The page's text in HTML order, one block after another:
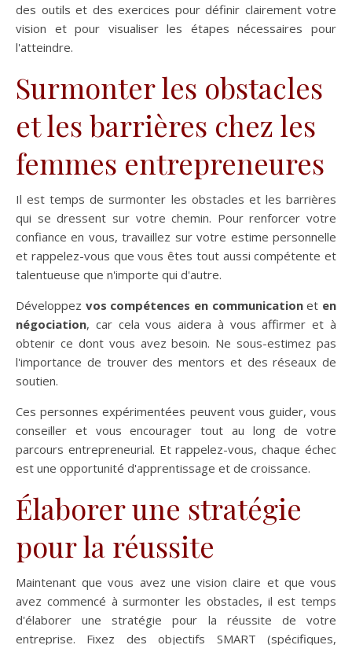
des outils et des exercices pour définir clairement votre
vision et pour visualiser les étapes nécessaires pour
l'atteindre.
Surmonter les obstacles
et les barrières chez les
femmes entrepreneures
Il est temps de surmonter les obstacles et les barrières
qui se dressent sur votre chemin. Pour renforcer votre
confiance en vous, travaillez sur votre estime personnelle
et rappelez-vous que vous êtes tout aussi compétente et
talentueuse que n'importe qui d'autre.
Développez vos compétences en communicationet en
négociation, car cela vous aidera à vous affirmer et à
obtenir ce dont vous avez besoin. Ne sous-estimez pas
l'importance de trouver des mentors et des réseaux de
soutien.
Ces personnes expérimentées peuvent vous guider, vous
conseiller et vous encourager tout au long de votre
parcours entrepreneurial. Et rappelez-vous, chaque échec
est une opportunité d'apprentissage et de croissance.
Élaborer une stratégie
pour la réussite
Maintenant que vous avez une vision claire et que vous
avez commencé à surmonter les obstacles, il est temps
d'élaborer une stratégie pour la réussite de votre
entreprise. Fixez des objectifs SMART (spécifiques,